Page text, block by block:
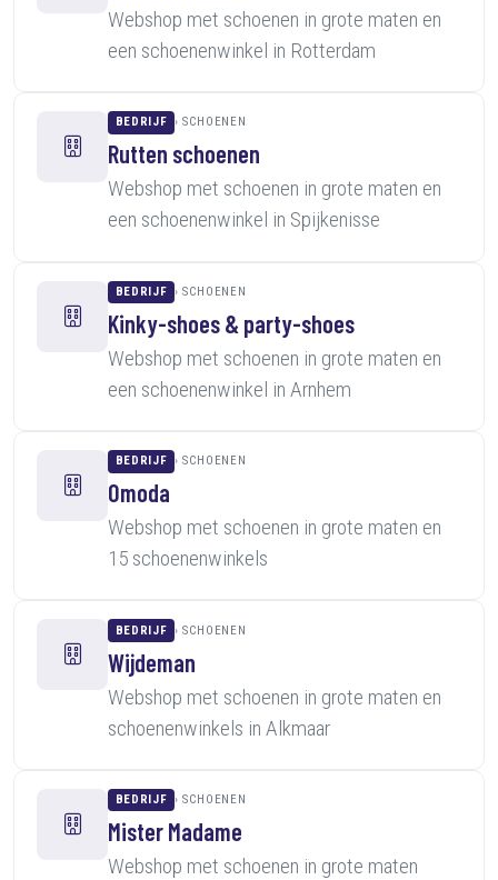
Webshop met schoenen in grote maten en
een schoenenwinkel in Rotterdam
BEDRIJF SCHOENEN
Rutten schoenen
Webshop met schoenen in grote maten en
een schoenenwinkel in Spijkenisse
BEDRIJF SCHOENEN
Kinky-shoes & party-shoes
Webshop met schoenen in grote maten en
een schoenenwinkel in Arnhem
BEDRIJF SCHOENEN
Omoda
Webshop met schoenen in grote maten en
15 schoenenwinkels
BEDRIJF SCHOENEN
Wijdeman
Webshop met schoenen in grote maten en
schoenenwinkels in Alkmaar
BEDRIJF SCHOENEN
Mister Madame
Webshop met schoenen in grote maten